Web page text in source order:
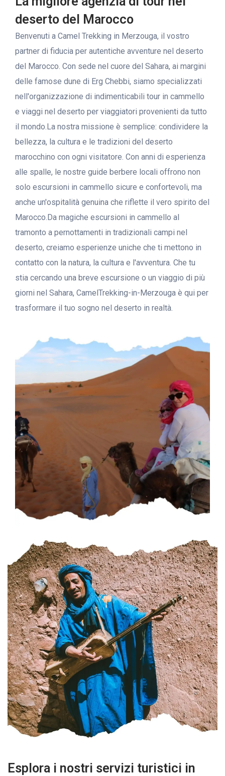
deserto del Marocco
Benvenuti a Camel Trekking in Merzouga, il vostro
partner di fiducia per autentiche avventure nel deserto
del Marocco. Con sede nel cuore del Sahara, ai margini
delle famose dune di Erg Chebbi, siamo specializzati
nell'organizzazione di indimenticabili tour in cammello
e viaggi nel deserto per viaggiatori provenienti da tutto
il mondo.La nostra missione è semplice: condividere la
bellezza, la cultura e le tradizioni del deserto
marocchino con ogni visitatore. Con anni di esperienza
alle spalle, le nostre guide berbere locali offrono non
solo escursioni in cammello sicure e confortevoli, ma
anche un'ospitalità genuina che riflette il vero spirito del
Marocco.Da magiche escursioni in cammello al
tramonto a pernottamenti in tradizionali campi nel
deserto, creiamo esperienze uniche che ti mettono in
contatto con la natura, la cultura e l'avventura. Che tu
stia cercando una breve escursione o un viaggio di più
giorni nel Sahara, CamelTrekking-in-Merzouga è qui per
trasformare il tuo sogno nel deserto in realtà.
Esplora i nostri servizi turistici in